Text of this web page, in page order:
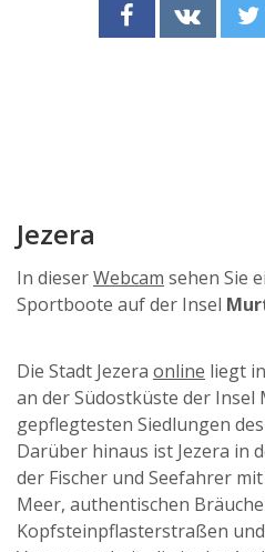
Jezera
In dieserWebcam sehen Sie
Sportboote auf der Insel
Die Stadt Jezera online liegt
an der Südostküste der Insel
gepflegtesten Siedlungen
Darüber hinaus ist Jezera in
der Fischer und Seefahrer
Meer, authentischen
Kopfsteinpflasterstraßen